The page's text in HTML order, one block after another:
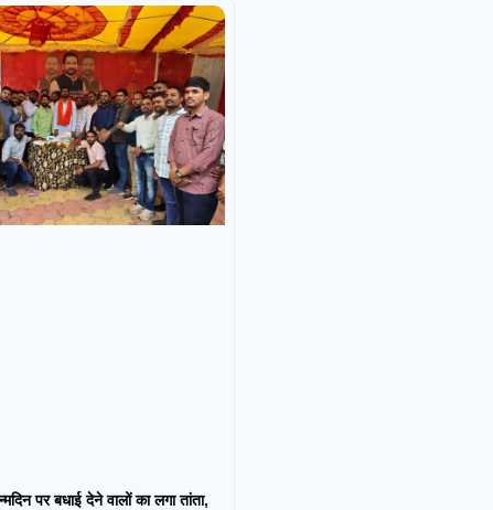
पर बधाई देने वालों का लगा तांता,